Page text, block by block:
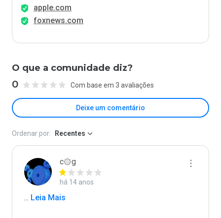
apple.com
foxnews.com
O que a comunidade diz?
0 Com base em 3 avaliações
Deixe um comentário
Ordenar por: Recentes
c۞g
há 14 anos
... Leia Mais